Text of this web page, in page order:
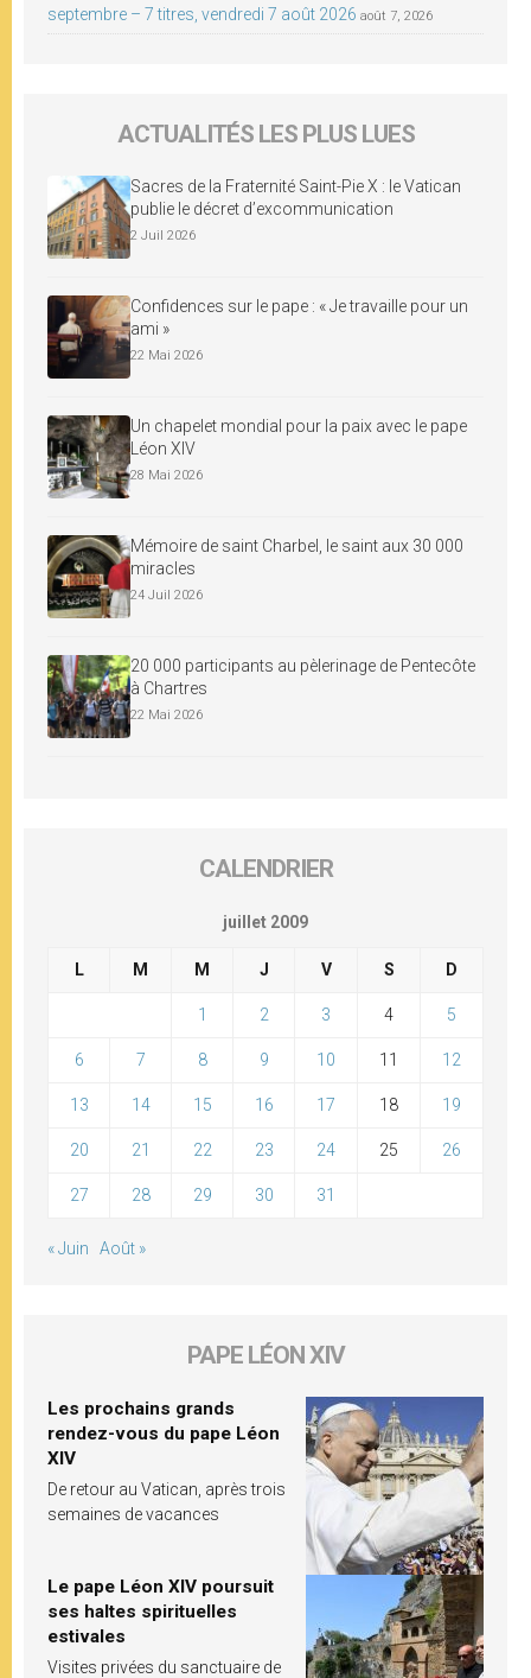
septembre – 7 titres, vendredi 7 août 2026 août 7, 2026
ACTUALITÉS LES PLUS LUES
Sacres de la Fraternité Saint-Pie X : le Vatican
publie le décret d’excommunication
2 Juil 2026
Confidences sur le pape : « Je travaille pour un
ami »
22 Mai 2026
Un chapelet mondial pour la paix avec le pape
Léon XIV
28 Mai 2026
Mémoire de saint Charbel, le saint aux 30 000
miracles
24 Juil 2026
20 000 participants au pèlerinage de Pentecôte
à Chartres
22 Mai 2026
CALENDRIER
juillet 2009
L M M J V S D
1 2 3 4 5
6 7 8 9 10 11 12
13 14 15 16 17 18 19
20 21 22 23 24 25 26
27 28 29 30 31
« Juin Août »
PAPE LÉON XIV
Les prochains grands
rendez-vous du pape Léon
XIV
De retour au Vatican, après trois
semaines de vacances
Le pape Léon XIV poursuit
ses haltes spirituelles
estivales
Visites privées du sanctuaire de